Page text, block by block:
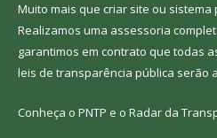
Muito mais que criar site ou sistema
Realizamos uma assessoria
garantimos em contrato que todas
leis de transparência pública serão
Conheça o PNTP e o Radar da